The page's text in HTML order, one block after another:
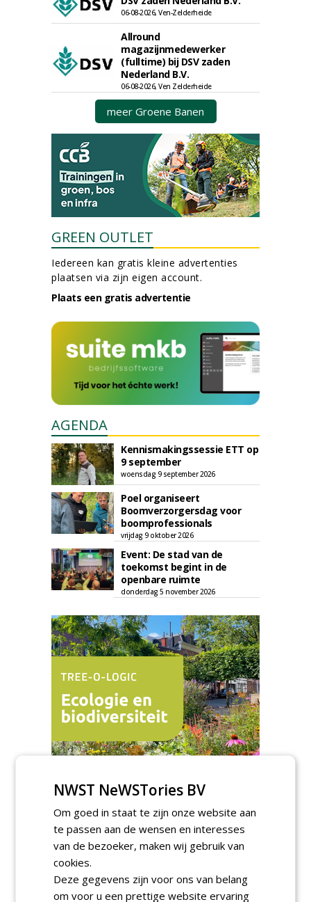
06-08-2026, Ven-Zelderheide
Allround
magazijnmedewerker
(fulltime) bij DSV zaden
Nederland B.V.
06-08-2026, Ven Zelderheide
meer Groene Banen
GREEN OUTLET
Iedereen kan gratis kleine advertenties
plaatsen via zijn eigen account.
Plaats een gratis advertentie
AGENDA
Kennismakingssessie ETT op
9 september
woensdag 9 september 2026
Poel organiseert
Boomverzorgersdag voor
boomprofessionals
vrijdag 9 oktober 2026
Event: De stad van de
toekomst begint in de
openbare ruimte
donderdag 5 november 2026
Gemeente Tilburg gunt raamovereenkomst
kap en herplant bomen aan J. van Esch.
vrijdag 7 augustus 2026
Gemeente Tilburg gunt ecologische
verbindingszone Zwaluwenbunders en
boslandschap Rugdijk aan Van Helvoirt
NWST NeWSTories BV
Om goed in staat te zijn onze website aan
te passen aan de wensen en interesses
van de bezoeker, maken wij gebruik van
cookies.
Deze gegevens zijn voor ons van belang
om voor u een prettige website ervaring